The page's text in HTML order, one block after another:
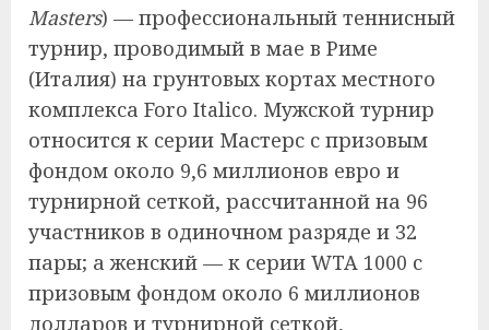
Masters) — профессиональный теннисный
турнир, проводимый в мае в Риме
(Италия) на грунтовых кортах местного
комплекса Foro Italico. Мужской турнир
относится к серии Мастерс с призовым
фондом около 9,6 миллионов евро и
турнирной сеткой, рассчитанной на 96
участников в одиночном разряде и 32
пары; а женский — к серии WTA 1000 с
призовым фондом около 6 миллионов
долларов и турнирной сеткой,